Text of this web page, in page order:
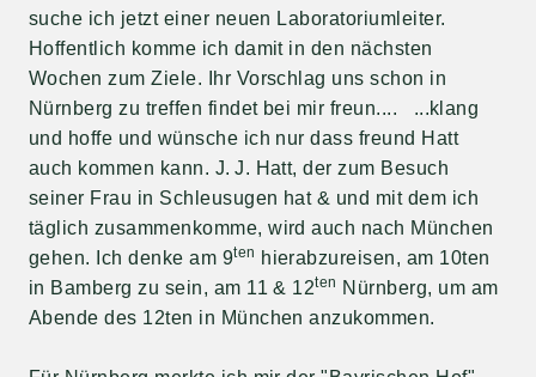
suche ich jetzt einer neuen Laboratoriumleiter.
Hoffentlich komme ich damit in den nächsten
Wochen zum Ziele. Ihr Vorschlag uns schon in
Nürnberg zu treffen findet bei mir freun.... ...klang
und hoffe und wünsche ich nur dass freund Hatt
auch kommen kann. J. J. Hatt, der zum Besuch
seiner Frau in Schleusugen hat & und mit dem ich
täglich zusammenkomme, wird auch nach München
gehen. Ich denke am 9ten hierabzureisen, am 10ten
in Bamberg zu sein, am 11 & 12ten Nürnberg, um am
Abende des 12ten in München anzukommen.